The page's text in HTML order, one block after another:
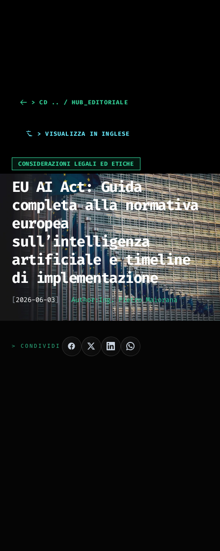
> CD .. / HUB_EDITORIALE
> VISUALIZZA IN INGLESE
CONSIDERAZIONI LEGALI ED ETICHE
EU AI Act: Guida
completa alla normativa
europea
sull’intelligenza
artificiale e timeline
di implementazione
[2026-06-03] Author:Ing. Pietro Maiorana
> CONDIVIDI